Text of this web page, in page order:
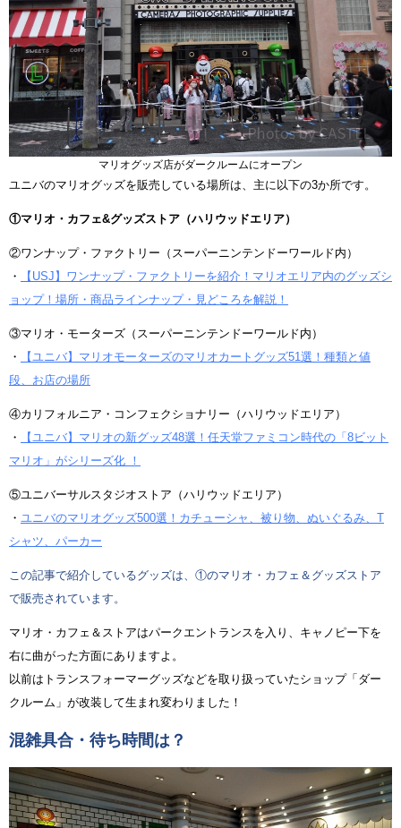
マリオグッズ店がダークルームにオープン
ユニバのマリオグッズを販売している場所は、主に以下の3か所です。
①マリオ・カフェ&グッズストア（ハリウッドエリア）
②ワンナップ・ファクトリー（スーパーニンテンドーワールド内）
・
【USJ】ワンナップ・ファクトリーを紹介！マリオエリア内のグッズシ
ョップ！場所・商品ラインナップ・見どころを解説！
③マリオ・モーターズ（スーパーニンテンドーワールド内）
・
【ユニバ】マリオモーターズのマリオカートグッズ51選！種類と値
段、お店の場所
④カリフォルニア・コンフェクショナリー（ハリウッドエリア）
・
【ユニバ】マリオの新グッズ48選！任天堂ファミコン時代の「8ビット
マリオ」がシリーズ化 ！
⑤ユニバーサルスタジオストア（ハリウッドエリア）
・ ユニバのマリオグッズ500選！カチューシャ、被り物、ぬいぐるみ、T
シャツ、パーカー
この記事で紹介しているグッズは、①のマリオ・カフェ＆グッズストア
で販売されています。
マリオ・カフェ＆ストアはパークエントランスを入り、キャノピー下を
右に曲がった方面にありますよ。
以前はトランスフォーマーグッズなどを取り扱っていたショップ「ダー
クルーム」が改装して生まれ変わりました！
混雑具合・待ち時間は？